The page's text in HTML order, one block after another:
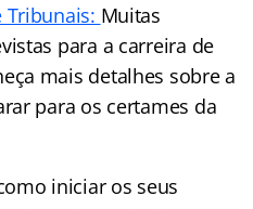
Tribunais: Muitas
para a carreira de
mais detalhes sobre a
para os certames da
iniciar os seus